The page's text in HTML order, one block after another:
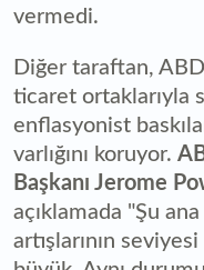
vermedi.
Diğer taraftan,
ticaret ortaklarıyla
enflasyonist
varlığını koruyor.
Başkanı Jerome
açıklamada "Şu
artışlarının